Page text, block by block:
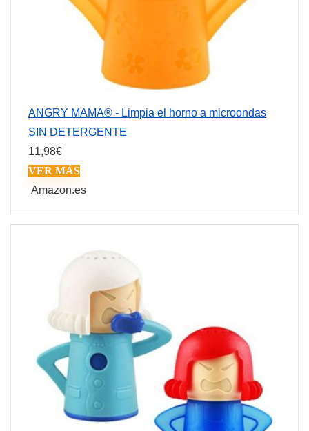
ANGRY MAMA® - Limpia el horno a microondas
SIN DETERGENTE
11,98€
VER MÁS
Amazon.es